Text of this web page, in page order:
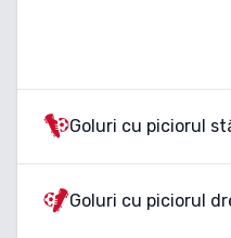
Goluri cu piciorul
Goluri cu piciorul